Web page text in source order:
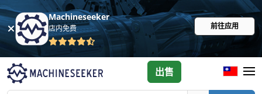
Machineseeker
店内免费 前往应用
出售